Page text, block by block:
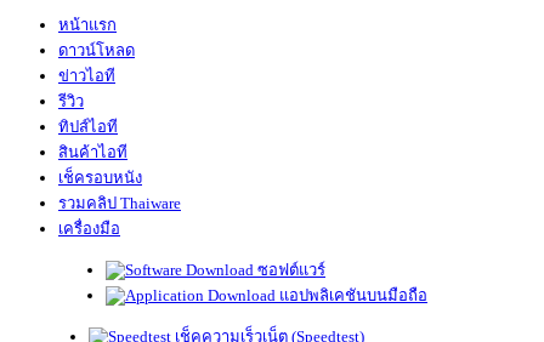
หน้าแรก
ดาวน์โหลด
ข่าวไอที
รีวิว
ทิปส์ไอที
สินค้าไอที
เช็ครอบหนัง
รวมคลิป Thaiware
เครื่องมือ
ซอฟต์แวร์
แอปพลิเคชันบนมือถือ
เช็คความเร็วเน็ต (Speedtest)